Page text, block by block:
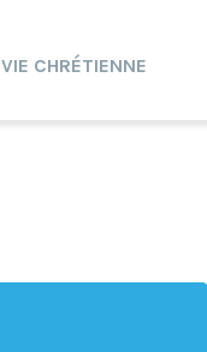
VIE CHRÉTIENNE